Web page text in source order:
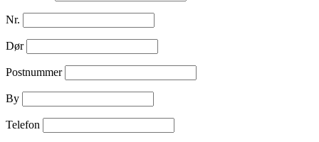
Nr.
Dør
Postnummer
By
Telefon